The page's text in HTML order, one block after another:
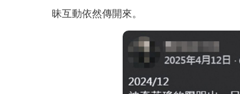
昧互動依然傳開來。